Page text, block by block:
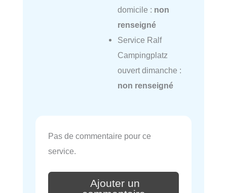
domicile : non
renseigné
Service Ralf
Campingplatz
ouvert dimanche :
non renseigné
Pas de commentaire pour ce
service.
Ajouter un